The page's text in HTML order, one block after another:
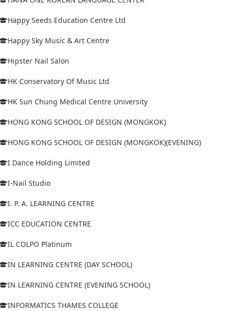
Happy Seeds Education Centre Ltd
Happy Sky Music & Art Centre
Hipster Nail Salon
HK Conservatory Of Music Ltd
HK Sun Chung Medical Centre University
HONG KONG SCHOOL OF DESIGN (MONGKOK)
HONG KONG SCHOOL OF DESIGN (MONGKOK)(EVENING)
I Dance Holding Limited
I-Nail Studio
I. P. A. LEARNING CENTRE
ICC EDUCATION CENTRE
IL COLPO Platinum
IN LEARNING CENTRE (DAY SCHOOL)
IN LEARNING CENTRE (EVENING SCHOOL)
INFORMATICS THAMES COLLEGE